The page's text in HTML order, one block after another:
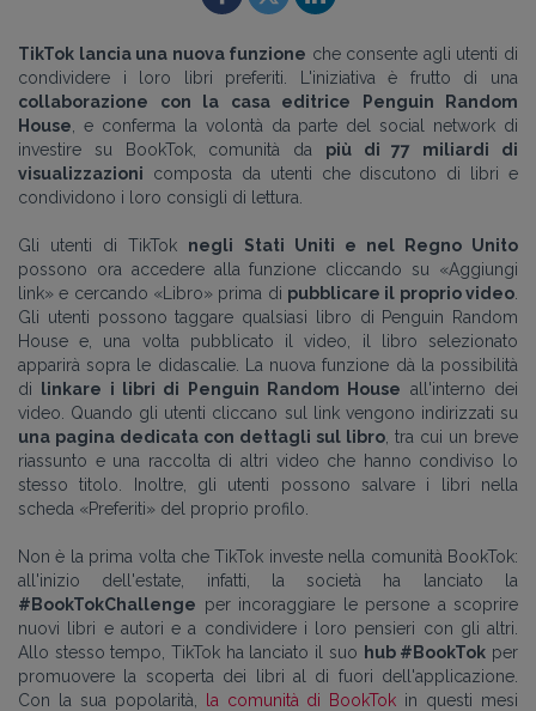
TikTok lancia una nuova funzione che consente agli utenti di
condividere i loro libri preferiti. L'iniziativa è frutto di una
collaborazione con la casa editrice
Penguin Random
House , e conferma la volontà da parte del social network di
investire su BookTok, comunità da più di 77 miliardi di
visualizzazioni
composta da utenti che discutono di libri e
condividono i loro consigli di lettura.
Gli utenti di TikTok negli Stati Uniti e nel Regno Unito
possono ora accedere alla funzione cliccando su «Aggiungi
link» e cercando «Libro» prima di pubblicare il proprio video
Gli utenti possono taggare qualsiasi libro di Penguin Random
House e, una volta pubblicato il video, il libro selezionato
apparirà sopra le didascalie.
La nuova funzione dà la possibilità
di
linkare i libri di Penguin Random House all'interno dei
video. Quando gli utenti cliccano sul link vengono indirizzati su
una pagina dedicata con dettagli sul libro , tra cui un breve
riassunto e una raccolta di altri video che hanno condiviso lo
stesso titolo. Inoltre, gli utenti possono salvare i libri nella
scheda «Preferiti» del proprio profilo.
Non è la prima volta che TikTok investe nella comunità BookTok:
all'inizio dell'estate, infatti, la società ha lanciato la
#BookTokChallenge per incoraggiare le persone a scoprire
nuovi libri e autori e a condividere i loro pensieri con gli altri.
Allo stesso tempo, TikTok ha lanciato il suo hub #BookTok per
promuovere la scoperta dei libri al di fuori dell'applicazione.
Con la sua popolarità,
la comunità di BookTok in questi mesi